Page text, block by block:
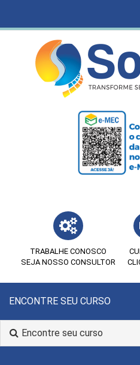
TRABALHE CONOSCO
SEJA NOSSO CONSULTOR
ENCONTRE SEU CURSO
Encontre seu curso